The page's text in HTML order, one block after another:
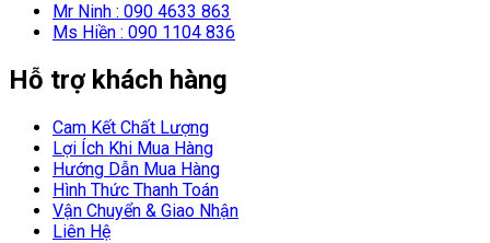
Mr Ninh : 090 4633 863
Ms Hiền : 090 1104 836
Hỗ trợ khách hàng
Cam Kết Chất Lượng
Lợi Ích Khi Mua Hàng
Hướng Dẫn Mua Hàng
Hình Thức Thanh Toán
Vận Chuyển & Giao Nhận
Liên Hệ